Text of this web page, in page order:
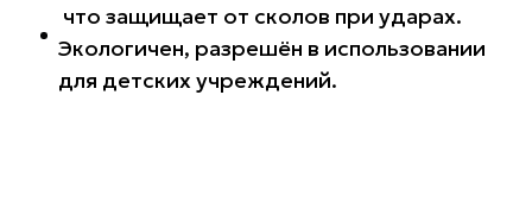
что защищает от сколов при ударах.
Экологичен, разрешён в использовании
для детских учреждений.